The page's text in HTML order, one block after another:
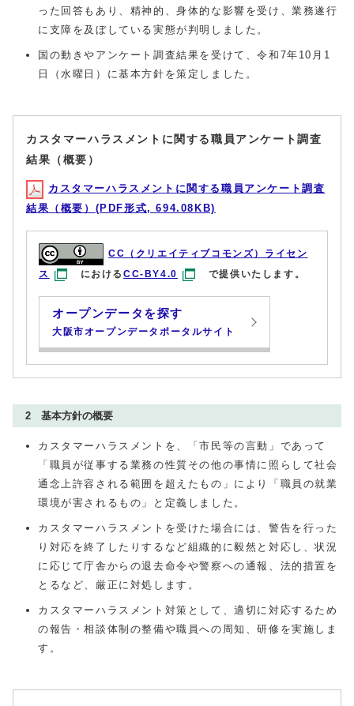
った回答もあり、精神的、身体的な影響を受け、業務遂行
に支障を及ぼしている実態が判明しました。
国の動きやアンケート調査結果を受けて、令和7年10月1
日（水曜日）に基本方針を策定しました。
カスタマーハラスメントに関する職員アンケート調査
結果（概要）
カスタマーハラスメントに関する職員アンケート調査
結果（概要）(PDF形式, 694.08KB)
CC（クリエイティブコモンズ）ライセン
ス
におけるCC-BY4.0 で提供いたします。
オープンデータを探す
大阪市オープンデータポータルサイト
2 基本方針の概要
カスタマーハラスメントを、「市民等の言動」であって
「職員が従事する業務の性質その他の事情に照らして社会
通念上許容される範囲を超えたもの」により「職員の就業
環境が害されるもの」と定義しました。
カスタマーハラスメントを受けた場合には、警告を行った
り対応を終了したりするなど組織的に毅然と対応し、状況
に応じて庁舎からの退去命令や警察への通報、法的措置を
とるなど、厳正に対処します。
カスタマーハラスメント対策として、適切に対応するため
の報告・相談体制の整備や職員への周知、研修を実施しま
す。